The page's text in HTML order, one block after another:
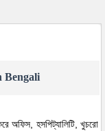
Bengali
অফিস, হসপিট্যালিটি, খুচরো